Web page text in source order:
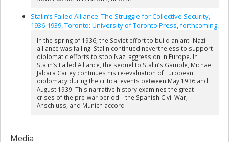
Stalin’s Failed Alliance: The Struggle for Collective Security,
1936-1939, Toronto: University of Toronto Press, forthcoming,
In the spring of 1936, the Soviet effort to build an anti-Nazi
alliance was failing. Stalin continued nevertheless to support
diplomatic efforts to stop Nazi aggression in Europe. In
Stalin’s Failed Alliance, the sequel to Stalin’s Gamble, Michael
Jabara Carley continues his re-evaluation of European
diplomacy during the critical events between May 1936 and
August 1939. This narrative history examines the great
crises of the pre-war period – the Spanish Civil War,
Anschluss, and Munich accord
Media